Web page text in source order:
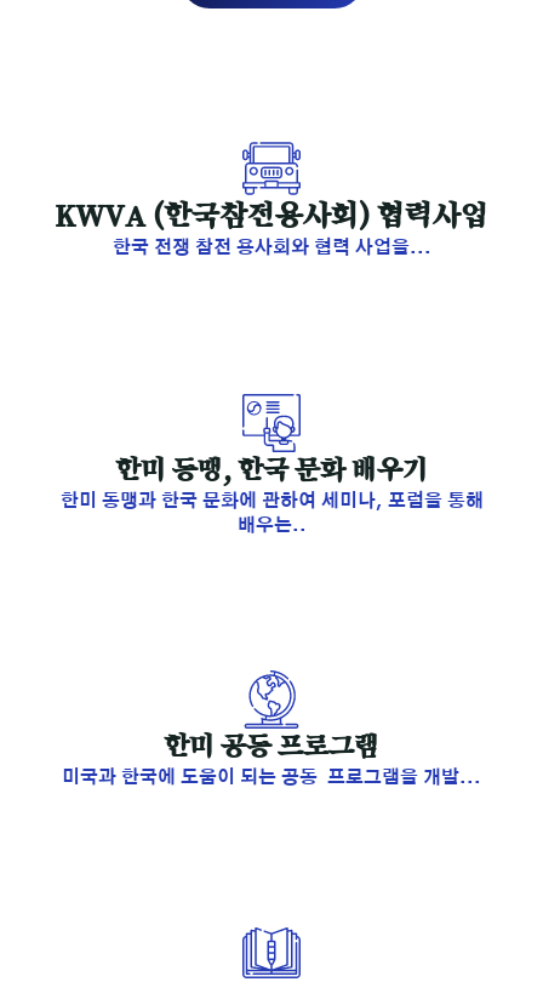
KWVA (한국참전용사회) 협력사업
한국 전쟁 참전 용사회와 협력 사업을...
한미 동맹, 한국 문화 배우기
한미 동맹과 한국 문화에 관하여 세미나, 포럼을 통해
배우는..
​한미 공동 프로그램
미국과 한국에 도움이 되는 공동 프로그램을 개발...